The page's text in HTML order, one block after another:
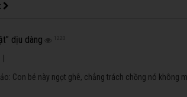
dịu dàng
Con bé này ngọt ghê, chẳng trách chồng nó không